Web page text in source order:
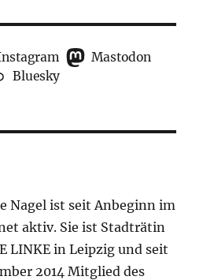
Mastodon
Bluesky
Nagel ist seit Anbeginn im
aktiv. Sie ist Stadträtin
LINKE in Leipzig und seit
2014 Mitglied des